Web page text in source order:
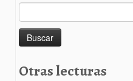
Otras lecturas